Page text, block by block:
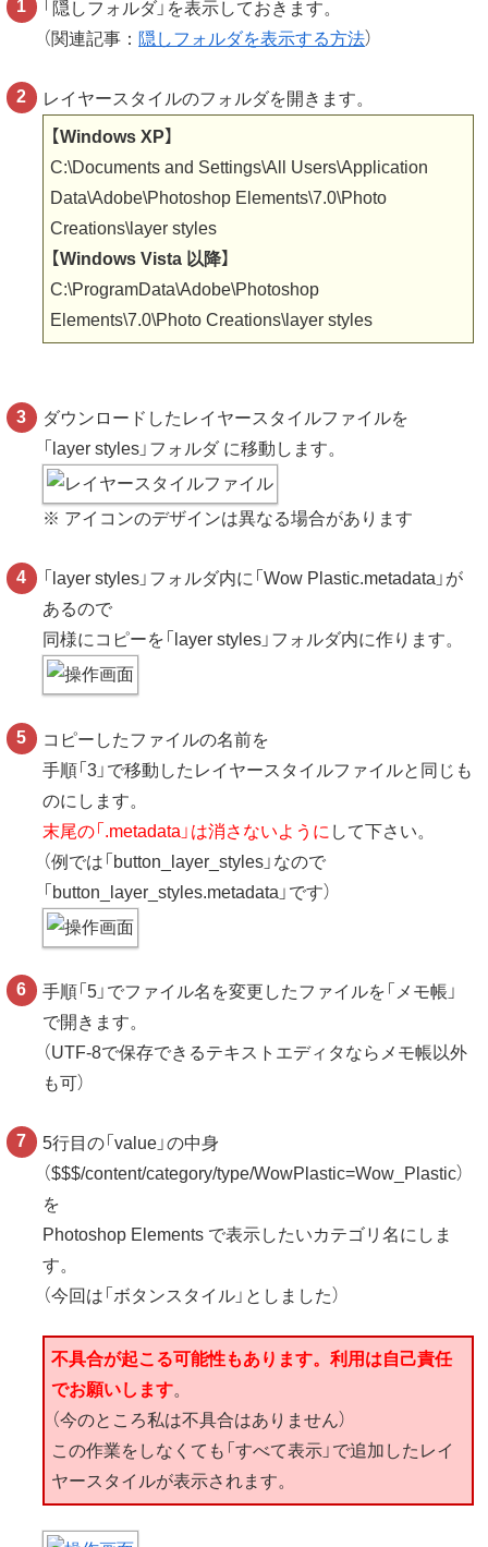
「隠しフォルダ」を表示しておきます。
（関連記事： 隠しフォルダを表示する方法）
レイヤースタイルのフォルダを開きます。
【Windows XP】
C:\Documents and Settings\All Users\Application
Data\Adobe\Photoshop Elements\7.0\Photo
Creations\layer styles
【Windows Vista 以降】
C:\ProgramData\Adobe\Photoshop
Elements\7.0\Photo Creations\layer styles
ダウンロードしたレイヤースタイルファイルを
「layer styles」フォルダ に移動します。
※ アイコンのデザインは異なる場合があります
「layer styles」フォルダ内に「Wow Plastic.metadata」が
あるので
同様にコピーを「layer styles」フォルダ内に作ります。
コピーしたファイルの名前を
手順「3」で移動したレイヤースタイルファイルと同じも
のにします。
末尾の「.metadata」は消さないように して下さい。
（例では「button_layer_styles」なので
「button_layer_styles.metadata」です）
手順「5」でファイル名を変更したファイルを「メモ帳」
で開きます。
（UTF-8で保存できるテキストエディタならメモ帳以外
も可）
5行目の「value」の中身
（$$$/content/category/type/WowPlastic=Wow_Plastic）
を
Photoshop Elements で表示したいカテゴリ名にしま
す。
（今回は「ボタンスタイル」としました）
不具合が起こる可能性もあります。利用は自己責任
でお願いします。
（今のところ私は不具合はありません）
この作業をしなくても「すべて表示」で追加したレイ
ヤースタイルが表示されます。